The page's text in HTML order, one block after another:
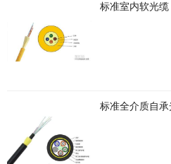
标准室内软光缆
标准全介质自承